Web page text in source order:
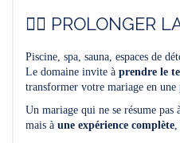
🧘‍♀️ PROLONGER
Piscine, spa, sauna, espaces de
Le domaine invite à prendre le
transformer votre mariage en une
Un mariage qui ne se résume pas
mais à une expérience complète,